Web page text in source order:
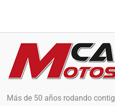
Más de 50 años rodando